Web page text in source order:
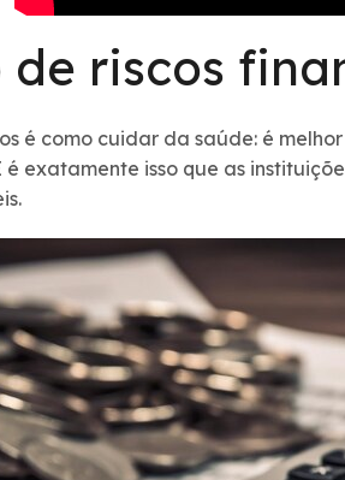
de riscos
é como cuidar da saúde: é
exatamente isso que as